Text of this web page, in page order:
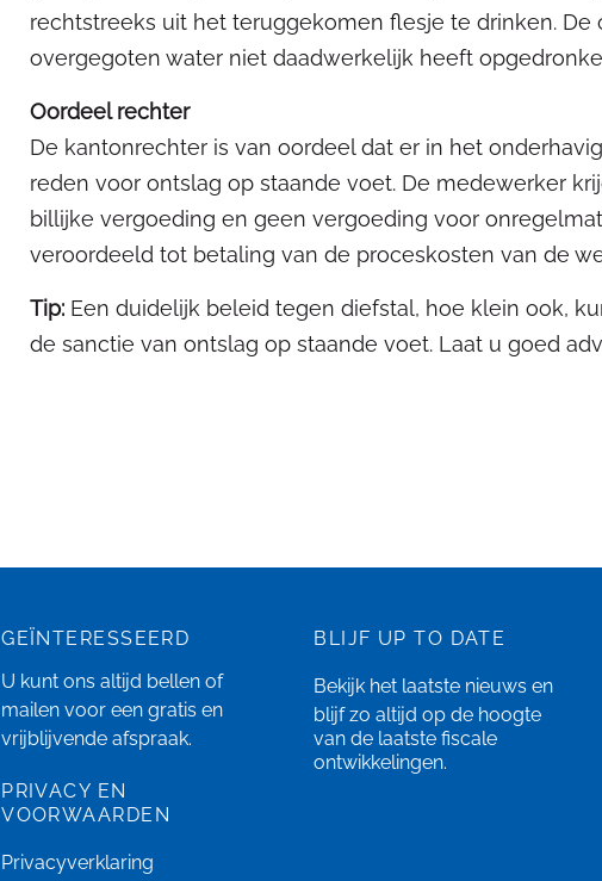
rechtstreeks uit het teruggekomen flesje te drinken.
overgegoten water niet daadwerkelijk heeft
Oordeel rechter
De kantonrechter is van oordeel dat er in het
reden voor ontslag op staande voet. De medewerker
billijke vergoeding en geen vergoeding voor
veroordeeld tot betaling van de proceskosten van de
Tip: Een duidelijk beleid tegen diefstal, hoe klein ook,
de sanctie van ontslag op staande voet. Laat u goed
GEÏNTERESSEERD
U kunt ons altijd bellen of
mailen voor een gratis en
vrijblijvende afspraak.
PRIVACY EN
VOORWAARDEN
Privacyverklaring
BLIJF UP TO DATE
Bekijk het laatste nieuws en
blijf zo altijd op de hoogte
van de laatste fiscale
ontwikkelingen.